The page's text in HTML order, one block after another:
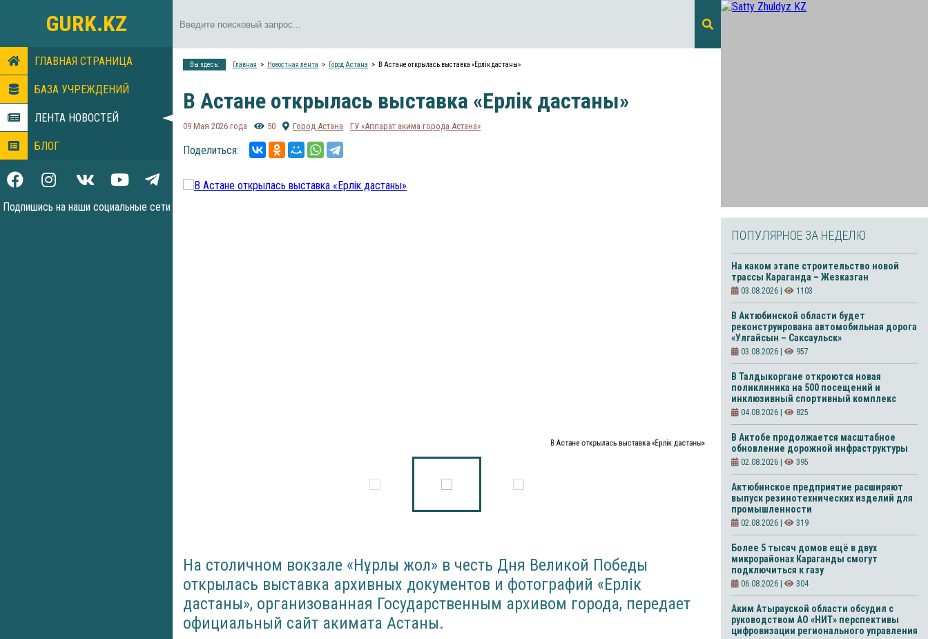
GURK.KZ
ГЛАВНАЯ СТРАНИЦА
БАЗА УЧРЕЖДЕНИЙ
ЛЕНТА НОВОСТЕЙ
БЛОГ
Подпишись на наши социальные сети
Вы здесь: Главная Новостная лента Город Астана В Астане открылась выставка «Ерлік дастаны»
В Астане открылась выставка «Ерлік дастаны»
09 Мая 2026 года 50 Город Астана ГУ «Аппарат акима города Астана»
Поделиться:
В Астане открылась выставка «Ерлік дастаны»
На столичном вокзале «Нұрлы жол» в честь Дня Великой Победы
открылась выставка архивных документов и фотографий «Ерлік
дастаны», организованная Государственным архивом города, передает
официальный сайт акимата Астаны.
ПОПУЛЯРНОЕ ЗА НЕДЕЛЮ
На каком этапе строительство новой
трассы Караганда – Жезказган
03.08.2026 | 1103
В Актюбинской области будет
реконструирована автомобильная дорога
«Улгайсын – Саксаульск»
03.08.2026 | 957
В Талдыкоргане откроются новая
поликлиника на 500 посещений и
инклюзивный спортивный комплекс
04.08.2026 | 825
В Актобе продолжается масштабное
обновление дорожной инфраструктуры
02.08.2026 | 395
Актюбинское предприятие расширяют
выпуск резинотехнических изделий для
промышленности
02.08.2026 | 319
Более 5 тысяч домов ещё в двух
микрорайонах Караганды смогут
подключиться к газу
06.08.2026 | 304
Аким Атырауской области обсудил с
руководством АО «НИТ» перспективы
цифровизации регионального управления